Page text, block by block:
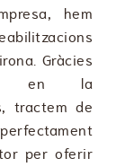
hem
Gràcies
en la
tractem de
per oferir